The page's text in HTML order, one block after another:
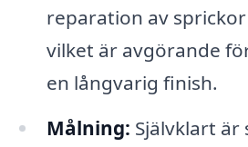
reparation av
vilket är avgörande
en långvarig finish.
Målning: Självklart är